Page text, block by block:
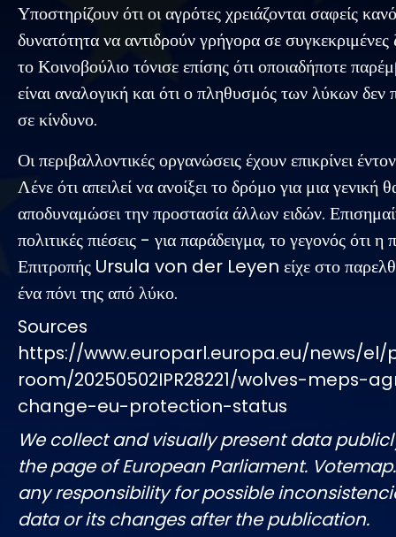
Υποστηρίζουν ότι οι αγρότες χρειάζονται σαφείς
δυνατότητα να αντιδρούν γρήγορα σε
το Κοινοβούλιο τόνισε επίσης ότι οποιαδήποτε
είναι αναλογική και ότι ο πληθυσμός των λύκων δεν
σε κίνδυνο.
Οι περιβαλλοντικές οργανώσεις έχουν επικρίνει
Λένε ότι απειλεί να ανοίξει το δρόμο για μια γενική
αποδυναμώσει την προστασία άλλων ειδών.
πολιτικές πιέσεις - για παράδειγμα, το γεγονός ότι η
Επιτροπής Ursula von der Leyen είχε στο
ένα πόνι της από λύκο.
Sources
https://www.europarl.europa.eu/news/el/
room/20250502IPR28221/wolves-meps-
change-eu-protection-status
We collect and visually present data
the page of European Parliament.
any responsibility for possible
data or its changes after the publication.